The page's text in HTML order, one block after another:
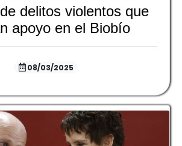
delitos violentos que
apoyo en el Biobío
08/03/2025